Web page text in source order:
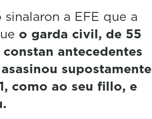
a EFE que a
o garda civil, de 55
antecedentes
supostamente
como ao seu fillo, e